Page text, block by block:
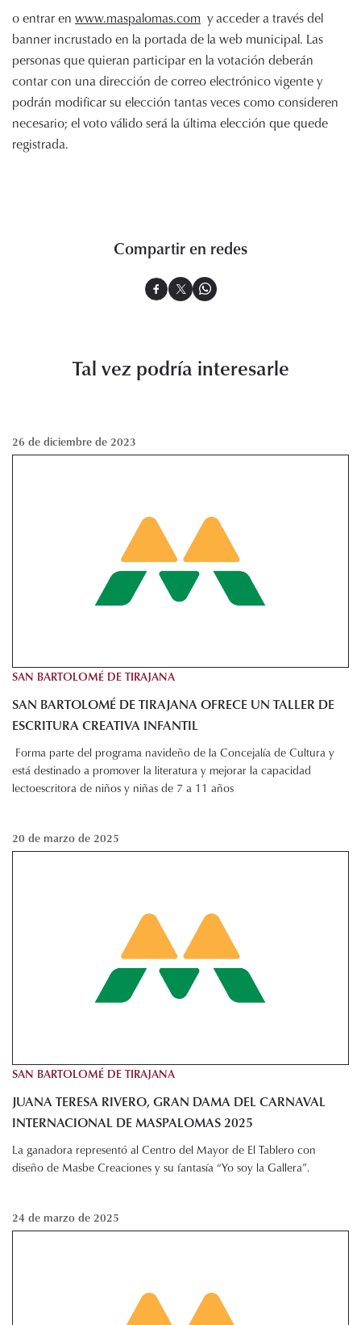
o entrar en www.maspalomas.com y acceder a través del
banner incrustado en la portada de la web municipal. Las
personas que quieran participar en la votación deberán
contar con una dirección de correo electrónico vigente y
podrán modificar su elección tantas veces como consideren
necesario; el voto válido será la última elección que quede
registrada.
Compartir en redes
Tal vez podría interesarle
26 de diciembre de 2023
SAN BARTOLOMÉ DE TIRAJANA
SAN BARTOLOMÉ DE TIRAJANA OFRECE UN TALLER DE
ESCRITURA CREATIVA INFANTIL
Forma parte del programa navideño de la Concejalía de Cultura y
está destinado a promover la literatura y mejorar la capacidad
lectoescritora de niños y niñas de 7 a 11 años
20 de marzo de 2025
SAN BARTOLOMÉ DE TIRAJANA
JUANA TERESA RIVERO, GRAN DAMA DEL CARNAVAL
INTERNACIONAL DE MASPALOMAS 2025
La ganadora representó al Centro del Mayor de El Tablero con
diseño de Masbe Creaciones y su fantasía “Yo soy la Gallera”.
24 de marzo de 2025